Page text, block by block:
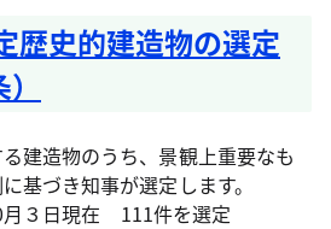
歴史的建造物の選定
建造物のうち、景観上重要なも
基づき知事が選定します。
３日現在 111件を選定